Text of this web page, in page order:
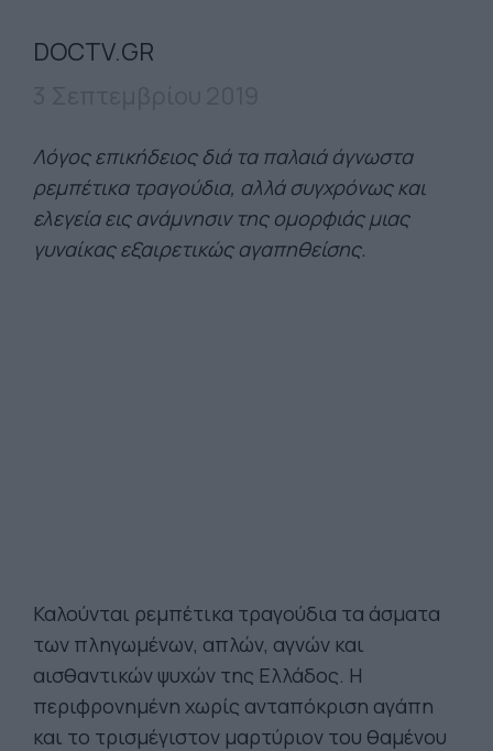
DOCTV.GR
Λόγος επικήδειος διά τα παλαιά άγνωστα
ρεμπέτικα τραγούδια, αλλά συγχρόνως και
ελεγεία εις ανάμνησιν της ομορφιάς μιας
γυναίκας εξαιρετικώς αγαπηθείσης.
Καλούνται ρεμπέτικα τραγούδια τα άσματα
των πληγωμένων, απλών, αγνών και
αισθαντικών ψυχών της Ελλάδος. Η
περιφρονημένη χωρίς ανταπόκριση αγάπη
και το τρισμέγιστον μαρτύριον του θαμένου